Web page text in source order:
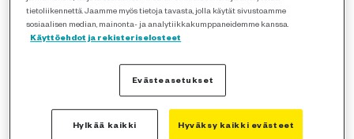
tietoliikennettä. Jaamme myös tietoja tavasta, jolla käytät sivustoamme
sosiaalisen median, mainonta- ja analytiikkakumppaneidemme kanssa.
Käyttöehdot ja rekisteriselosteet
Evästeasetukset
Hylkää kaikki Hyväksy kaikki evästeet